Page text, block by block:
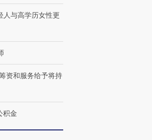
【商旅对话】华住集团
人与高学历女性更
资和服务给予将持
积金